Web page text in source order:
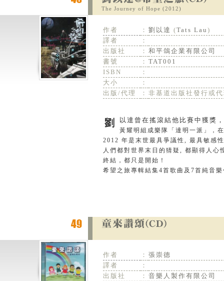
The Journey of Hope (2012)
作者 ： 劉以達 (Tats Lau )
譯者
：
出版社
： 和平鴿企業有限公司
書號
： TAT001
ISBN
：
大小
：
出版/代理
： 非基道出版社發行或
劉以達曾在搖滾結他比賽中獲
黃耀明組成樂隊「達明一派」，
2012 年是末世最具爭議性, 最具敏感
人們都對世界末日的猜疑, 都顯得人
終結，都只是開始！
希望之旅專輯結集4首歌曲及7首純音
作者 ： 張崇德
譯者
：
出版社
： 音樂人製作有限公司